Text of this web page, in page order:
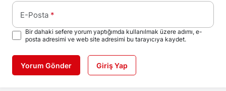
E-Posta *
Bir dahaki sefere yorum yaptığımda kullanılmak üzere adımı, e-
posta adresimi ve web site adresimi bu tarayıcıya kaydet.
Yorum Gönder Giriş Yap